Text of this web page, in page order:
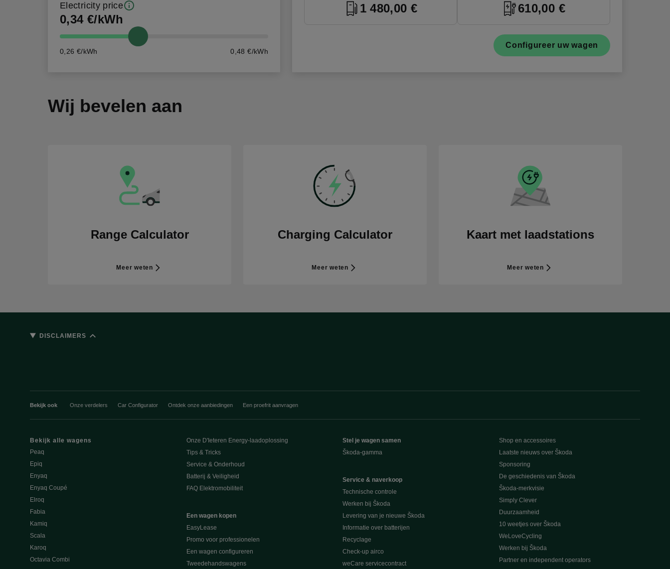
Electricity price
0,34 €/kWh
0,26 €/kWh 0,48 €/kWh
1 480,00 € 610,00 €
Configureer uw wagen
Wij bevelen aan
Range Calculator
Meer weten
Charging Calculator
Meer weten
Kaart met laadstations
Meer weten
DISCLAIMERS
Bekijk ook Onze verdelers Car Configurator Ontdek onze aanbiedingen Een proefrit aanvragen
Bekijk alle wagens
Peaq
Epiq
Enyaq
Enyaq Coupé
Elroq
Fabia
Kamiq
Scala
Karoq
Octavia Combi
Onze D'Ieteren Energy-laadoplossing
Tips & Tricks
Service & Onderhoud
Batterij & Veiligheid
FAQ Elektromobiliteit
Een wagen kopen
EasyLease
Promo voor professionelen
Een wagen configureren
Tweedehandswagens
Stel je wagen samen
Škoda-gamma
Service & naverkoop
Technische controle
Werken bij Škoda
Levering van je nieuwe Škoda
Informatie over batterijen
Recyclage
Check-up airco
weCare servicecontract
Shop en accessoires
Laatste nieuws over Škoda
Sponsoring
De geschiedenis van Škoda
Škoda-merkvisie
Simply Clever
Duurzaamheid
10 weetjes over Škoda
WeLoveCycling
Werken bij Škoda
Partner en independent operators